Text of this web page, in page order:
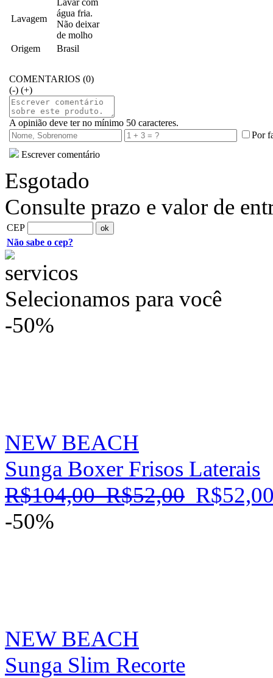
Lavagem
Lavar com
água fria.
Não deixar
de molho
Origem
Brasil
COMENTARIOS (0)
(-) (+)
A opinião deve ter no mínimo 50 caracteres.
Por
Escrever comentário
Esgotado
Consulte prazo e valor de
CEP
Não sabe o cep?
Selecionamos para você
-50%
NEW BEACH
Sunga Boxer Frisos Laterais
R$104,00 R$52,00
-50%
NEW BEACH
Sunga Slim Recorte